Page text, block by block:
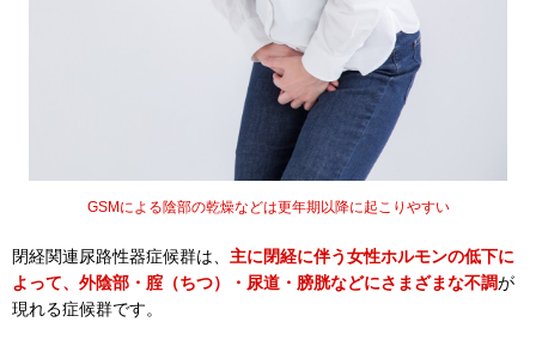
GSMによる陰部の乾燥などは更年期以降に起こりやすい
閉経関連尿路性器症候群は、 主に閉経に伴う女性ホルモンの低下に
よって、外陰部・腟（ちつ）・尿道・膀胱などにさまざまな不調が
現れる症候群です。